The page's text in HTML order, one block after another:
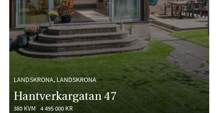
LANDSKRONA, LANDSKRONA
Hantverkargatan 47
380 KVM 4 495 000 KR